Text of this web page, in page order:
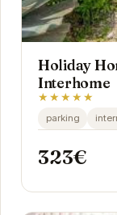
Holiday
Interhome
★★★★★
parking
323€